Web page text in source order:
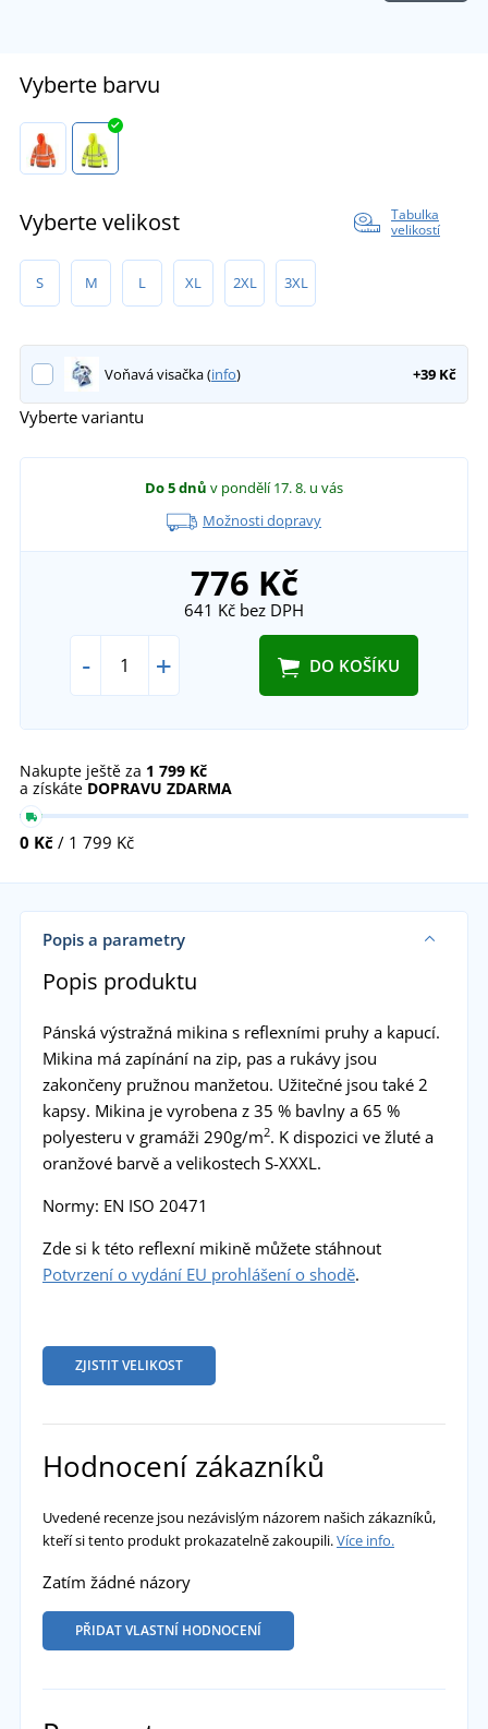
Vyberte barvu
Vyberte velikost
Tabulka
velikostí
S M L XL 2XL 3XL
Voňavá visačka (info) +39 Kč
Vyberte variantu
Do 5 dnů v pondělí 17. 8. u vás
Možnosti dopravy
776 Kč
641 Kč bez DPH
- + DO KOŠÍKU
Nakupte ještě za 1 799 Kč
a získáte DOPRAVU ZDARMA
0 Kč / 1 799 Kč
Popis a parametry
Popis produktu
Pánská výstražná mikina s reflexními pruhy a kapucí.
Mikina má zapínání na zip, pas a rukávy jsou
zakončeny pružnou manžetou. Užitečné jsou také 2
kapsy. Mikina je vyrobena z 35 % bavlny a 65 %
polyesteru v gramáži 290g/m2. K dispozici ve žluté a
oranžové barvě a velikostech S-XXXL.
Normy: EN ISO 20471
Zde si k této reflexní mikině můžete stáhnout
Potvrzení o vydání EU prohlášení o shodě.
ZJISTIT VELIKOST
Hodnocení zákazníků
Uvedené recenze jsou nezávislým názorem našich zákazníků,
kteří si tento produkt prokazatelně zakoupili.Více info.
Zatím žádné názory
PŘIDAT VLASTNÍ HODNOCENÍ